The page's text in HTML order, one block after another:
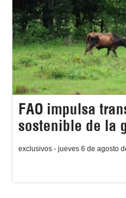
FAO impulsa
sostenible de la
exclusivos - jueves 6 de agosto